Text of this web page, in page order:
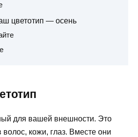
цветотип — осень
для вашей внешности. Это
волос, кожи, глаз. Вместе они